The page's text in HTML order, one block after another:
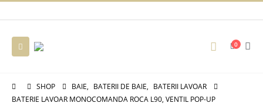
0
SHOP BAIE, BATERII DE BAIE, BATERII LAVOAR
BATERIE LAVOAR MONOCOMANDA ROCA L90, VENTIL POP-UP